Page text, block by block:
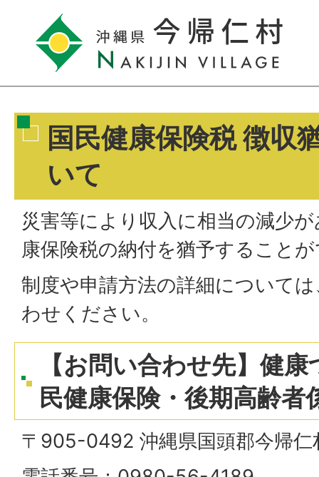
国民健康保険税 徴収
いて
災害等により収入に相当の減少
康保険税の納付を猶予すること
制度や申請方法の詳細について
わせください。
【お問い合わせ先】健
民健康保険・後期高齢者
〒905-0492 沖縄県国頭郡今帰仁